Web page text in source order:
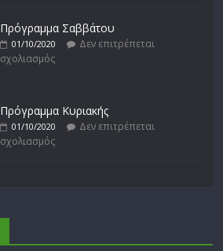
Πρόγραμμα Σαββάτου
01/10/2020
Δεν επιτρέπεται
σχολιασμός
Πρόγραμμα Κυριακής
01/10/2020
Δεν επιτρέπεται
σχολιασμός